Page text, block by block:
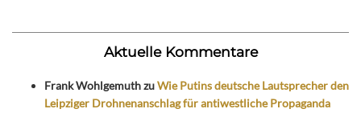
Aktuelle Kommentare
Frank WohlgemuthzuWie Putins deutsche Lautsprecher den
Leipziger Drohnenanschlag für antiwestliche Propaganda